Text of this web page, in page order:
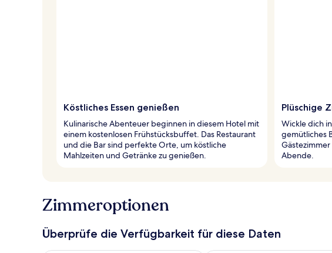
Köstliches Essen genießen
Kulinarische Abenteuer beginnen in diesem Hotel mit
einem kostenlosen Frühstücksbuffet. Das Restaurant
und die Bar sind perfekte Orte, um köstliche
Mahlzeiten und Getränke zu genießen.
Plüschige
Wickle dich
gemütliches
Abende.
Zimmeroptionen
Überprüfe die Verfügbarkeit für diese Daten